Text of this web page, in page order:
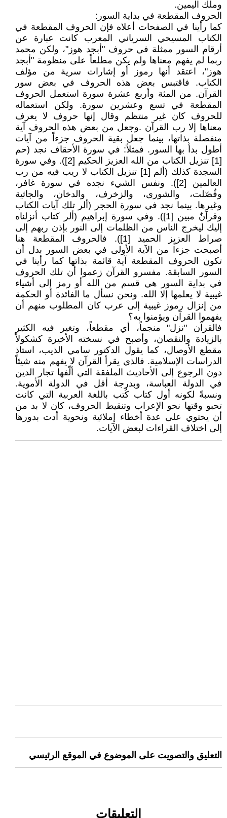
وملك اليمين.
الحروف المقطعة في بداية السور:
كما رأينا في الصفحات أعلاه فإن الحروف المقطعة في
الكتاب المسيحي السرياني المعرب كانت عبارة عن
أرقام السور ممثلة في حروف "أبجد هوز"، ولكن محمد
ربما لم يفهم معناها ولم يكن مطلعاً على منظومة "أبجد
هوز"، اعتقد أنها رموز أو إشارات سرية من مؤلف
الكتاب. فاقتبس بعض هذه الحروف في بعض سور
القرآن. من المئة وأربع عشرة سورة استعمل الحروف
المقطعة في تسع وعشرين سورة. ولكن استعماله
للحروف كان غير منتظم وقال إنها حروف لا يعرف
معناها إلا رب القرآن .وجعل من بعض هذه الحروف آية
منفصلة بذاتها، بينما جعل بقية الحروف جزءاً من آيات
أطول بدأ بها السور. فمثلاً: في سورة الأحقاف نجد (حم
[1] تنزيل الكتاب من الله العزيز الحكيم [2]). وفي سورة
السجدة كذلك (ألم [1] تنزيل الكتاب لا ريب فيه من رب
العالمين [2]). ونفس الشيء نجده في سورة غافر،
وفُصّلت، والشورى، والزخرف، والدخان، والجاثية
وغيرها. بينما نجد في سورة الحجر (ألر تلك آيات الكتاب
وقرآنٌ مبين [1]). وفي سورة إبراهيم (ألر كتاب أنزلناه
إليك ليخرج الناس من الظلمات إلى النور بإذن ربهم إلى
صراط العزيز الحميد [1]). فالحروف المقطعة هنا
أصبحت جزءاً من الآية الأولى في بعض السور بدل أن
تكون الحروف المقطعة آية قائمة بذاتها كما رأينا في
السور السابقة. مفسرو القرآن زعموا أن تلك الحروف
في بداية السور هي قسم من الله أو رمز إلى أشياء
غيبية لا يعلمها إلا الله. ونحن نسأل ما الفائدة أو الحكمة
من إنزال رموز غيبية إلى عرب كان المطلوب منهم أن
يفهموا القرآن ويؤمنوا به؟
فالقرآن "نزل" منجماً، أي مقطعاً، وتغير فيه الكثير
بالزيادة والنقصان، وأصبح في نسخته الأخيرة كشكولاً
مقطع الأوصال، كما يقول الدكتور سامي الذيب، استاذ
الدراسات الإسلامية. فالذي يقرأ القرآن لا يفهم منه شيئاً
دون الرجوع إلى الأحاديث الملفقة التي ألّفها تجار الدين
في الدولة العباسة، وبدرجة أقل في الدولة الأموية.
ونسبةً لكونه أول كتاب كُتب باللغة العربية التي كانت
تحبو وقتها نحو الإعراب وتنقيط الحروف، كان لا بد من
أن يحتوي على عدة أخطاء إملائية ونحوية أدت بدورها
إلى اختلاف القراءات لبعض الآيات.
التعليق والتصويت على الموضوع في الموقع الرئيسي
التعليقات